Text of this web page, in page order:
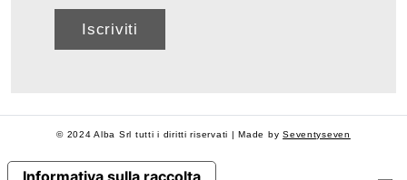
© 2024 Alba Srl tutti i diritti riservati | Made bySeventyseven